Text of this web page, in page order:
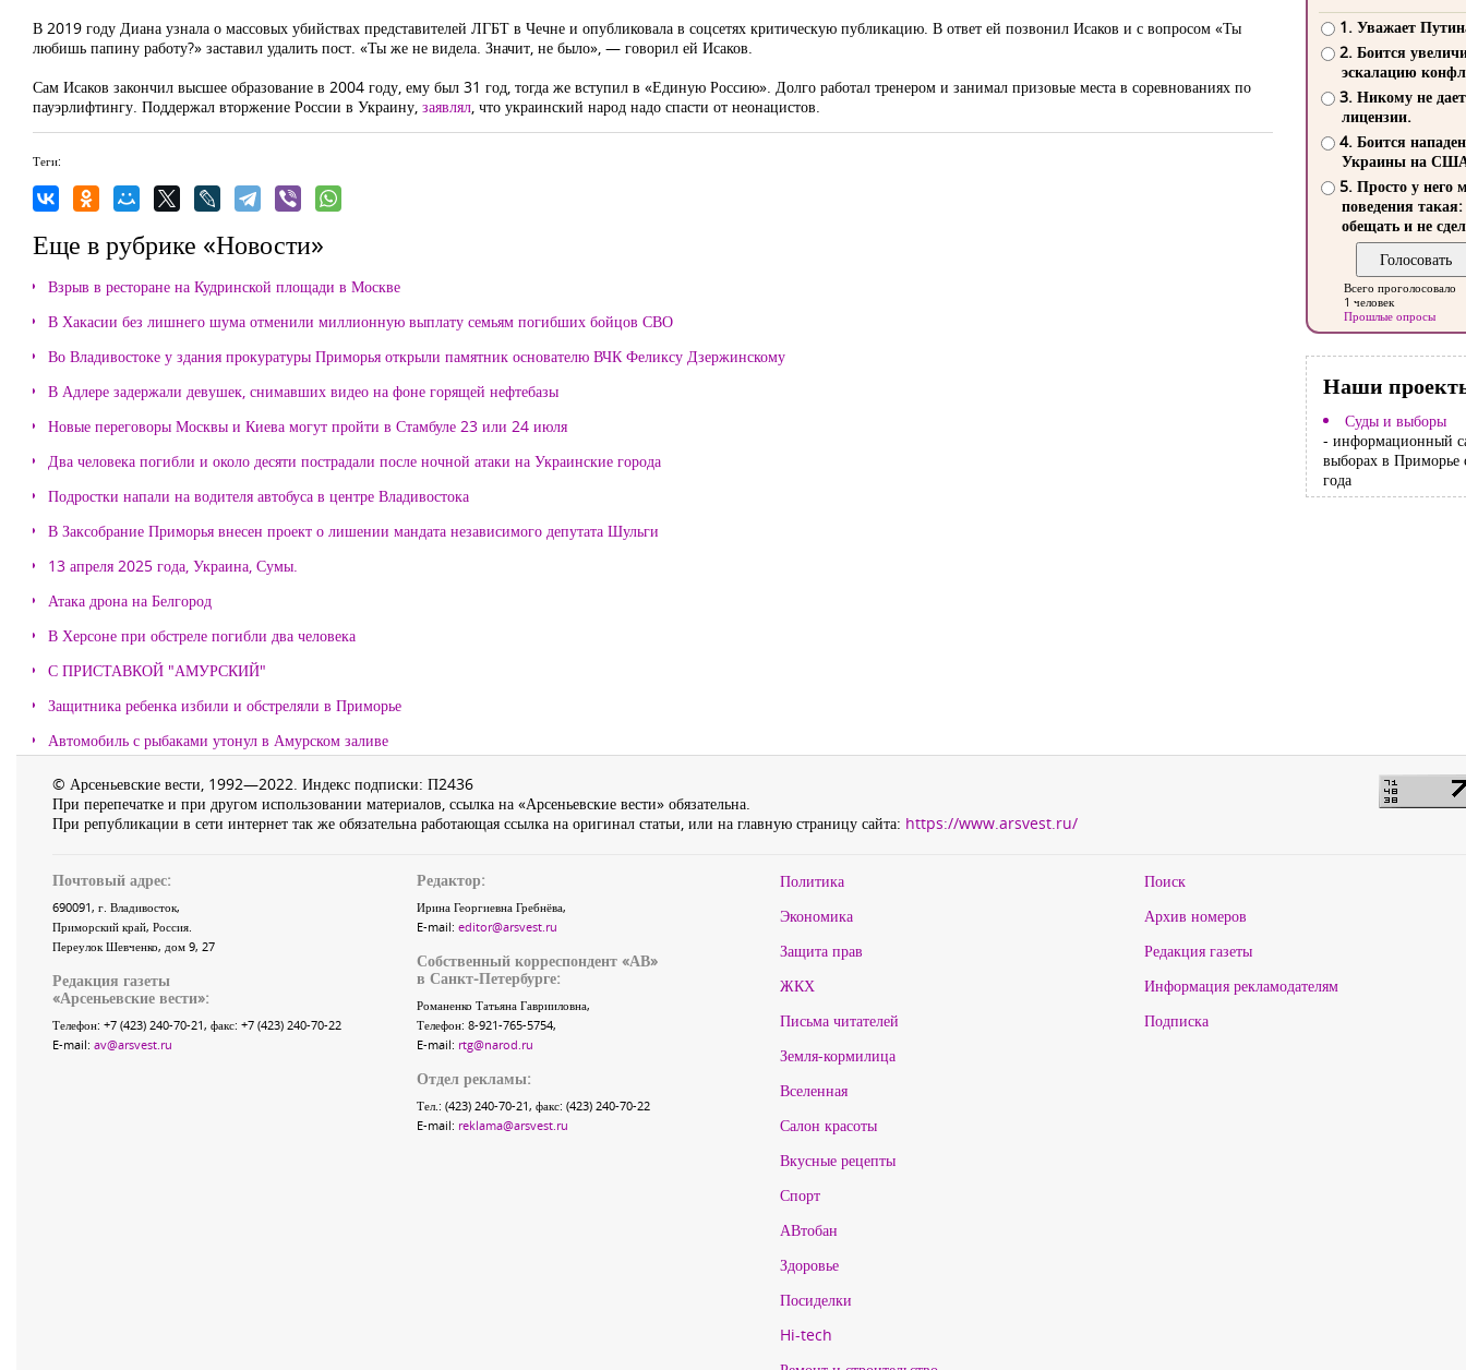
В 2019 году Диана узнала о массовых убийствах представителей ЛГБТ в Чечне и опубликовала в соцсетях критическую публикацию. В ответ ей позвонил Исаков и с вопросом «Ты
любишь папину работу?» заставил удалить пост. «Ты же не видела. Значит, не было», — говорил ей Исаков.
Сам Исаков закончил высшее образование в 2004 году, ему был 31 год, тогда же вступил в «Единую Россию». Долго работал тренером и занимал призовые места в соревнованиях по
пауэрлифтингу. Поддержал вторжение России в Украину, заявлял, что украинский народ надо спасти от неонацистов.
Теги:
Еще в рубрике «Новости»
Взрыв в ресторане на Кудринской площади в Москве
В Хакасии без лишнего шума отменили миллионную выплату семьям погибших бойцов СВО
Во Владивостоке у здания прокуратуры Приморья открыли памятник основателю ВЧК Феликсу Дзержинскому
В Адлере задержали девушек, снимавших видео на фоне горящей нефтебазы
Новые переговоры Москвы и Киева могут пройти в Стамбуле 23 или 24 июля
Два человека погибли и около десяти пострадали после ночной атаки на Украинские города
Подростки напали на водителя автобуса в центре Владивостока
В Заксобрание Приморья внесен проект о лишении мандата независимого депутата Шульги
13 апреля 2025 года, Украина, Сумы.
Атака дрона на Белгород
В Херсоне при обстреле погибли два человека
С ПРИСТАВКОЙ "АМУРСКИЙ"
Защитника ребенка избили и обстреляли в Приморье
Автомобиль с рыбаками утонул в Амурском заливе
1. Уважает
2. Боится
эскалацию
3. Никому не
лицензии.
4. Боится
Украины на
5. Просто у него
поведения такая:
обещать и не
Всего проголосовало
1 человек
Прошлые опросы
Наши
Суды и выборы
- информационный
выборах в Приморье
года
© Арсеньевские вести, 1992—2022. Индекс подписки: П2436
При перепечатке и при другом использовании материалов, ссылка на «Арсеньевские вести» обязательна.
При републикации в сети интернет так же обязательна работающая ссылка на оригинал статьи, или на главную страницу сайта: https://www.arsvest.ru/
Почтовый адрес:
690091, г. Владивосток,
Приморский край, Россия.
Переулок Шевченко, дом 9, 27
Редакция газеты
«Арсеньевские вести»:
Телефон: +7 (423) 240-70-21, факс: +7 (423) 240-70-22
E-mail: av@arsvest.ru
Редактор:
Ирина Георгиевна Гребнёва,
E-mail: editor@arsvest.ru
Собственный корреспондент «АВ»
в Санкт-Петербурге:
Романенко Татьяна Гаврииловна,
Телефон: 8-921-765-5754,
E-mail: rtg@narod.ru
Отдел рекламы:
Тел.: (423) 240-70-21, факс: (423) 240-70-22
E-mail: reklama@arsvest.ru
Политика
Экономика
Защита прав
ЖКХ
Письма читателей
Земля-кормилица
Вселенная
Салон красоты
Вкусные рецепты
Спорт
АВтобан
Здоровье
Посиделки
Hi-tech
Поиск
Архив номеров
Редакция газеты
Информация рекламодателям
Подписка